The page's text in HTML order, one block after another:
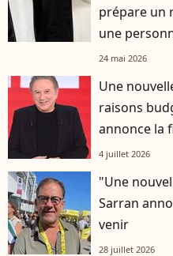
prépare un
une
24 mai 2026
Une
raisons
annonce la
4 juillet 2026
"Une
Sarran
venir
28 juillet 2026